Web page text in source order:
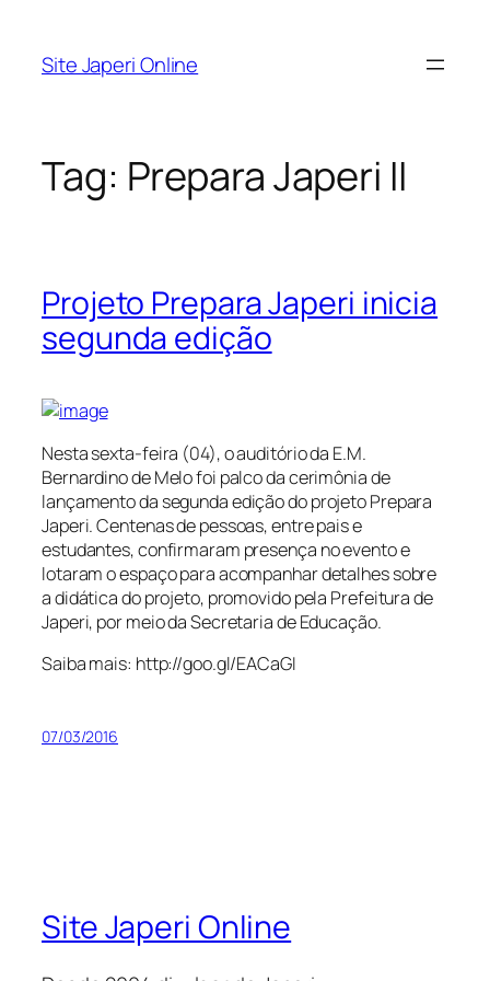
Site Japeri Online
Tag: Prepara Japeri II
Projeto Prepara Japeri inicia
segunda edição
Nesta sexta-feira (04), o auditório da E.M.
Bernardino de Melo foi palco da cerimônia de
lançamento da segunda edição do projeto Prepara
Japeri. Centenas de pessoas, entre pais e
estudantes, confirmaram presença no evento e
lotaram o espaço para acompanhar detalhes sobre
a didática do projeto, promovido pela Prefeitura de
Japeri, por meio da Secretaria de Educação.
Saiba mais: http://goo.gl/EACaGI
07/03/2016
Site Japeri Online